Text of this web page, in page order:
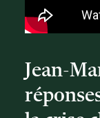
Jean-